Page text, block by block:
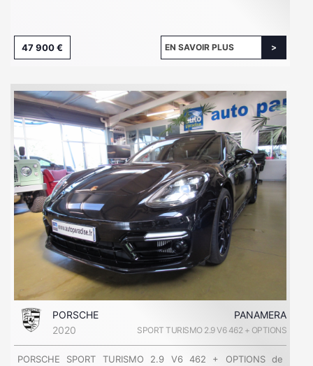
47 900 € EN SAVOIR PLUS
PORSCHE
PANAMERA
2020
SPORT TURISMO 2.9 V6 462 + OPTIONS
PORSCHE SPORT TURISMO 2.9 V6 462 + OPTIONS de